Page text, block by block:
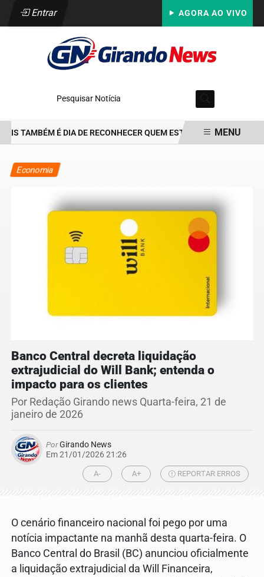
Entrar AGORA AO VIVO
Pesquisar Notícia
TAMBÉM É DIA DE RECONHECER QUEM ESTEVE PRESENTE:
MENU
Economia
Banco Central decreta liquidação
extrajudicial do Will Bank; entenda o
impacto para os clientes
Por Redação Girando news Quarta-feira, 21 de
janeiro de 2026
PorGirando News
Em 21/01/2026 21:26
A- A+ REPORTAR ERROS
O cenário financeiro nacional foi pego por uma
notícia impactante na manhã desta quarta-feira. O
Banco Central do Brasil (BC) anunciou oficialmente
a liquidação extrajudicial da Will Financeira,